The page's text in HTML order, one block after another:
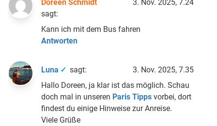
Doreen Schmidt
sagt:
3. Nov. 2025, 7.24
Kann ich mit dem Bus fahren
Antworten
Luna sagt:
3. Nov. 2025, 7.35
Hallo Doreen, ja klar ist das möglich. Schau
doch mal in unseren Paris Tipps vorbei, dort
findest du einige Hinweise zur Anreise.
Viele Grüße